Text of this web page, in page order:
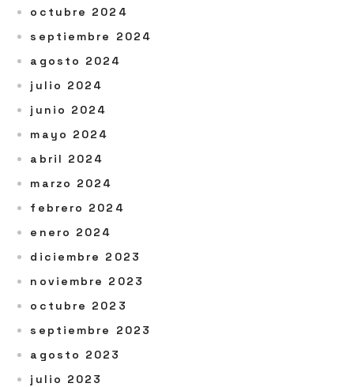
octubre 2024
septiembre 2024
agosto 2024
julio 2024
junio 2024
mayo 2024
abril 2024
marzo 2024
febrero 2024
enero 2024
diciembre 2023
noviembre 2023
octubre 2023
septiembre 2023
agosto 2023
julio 2023